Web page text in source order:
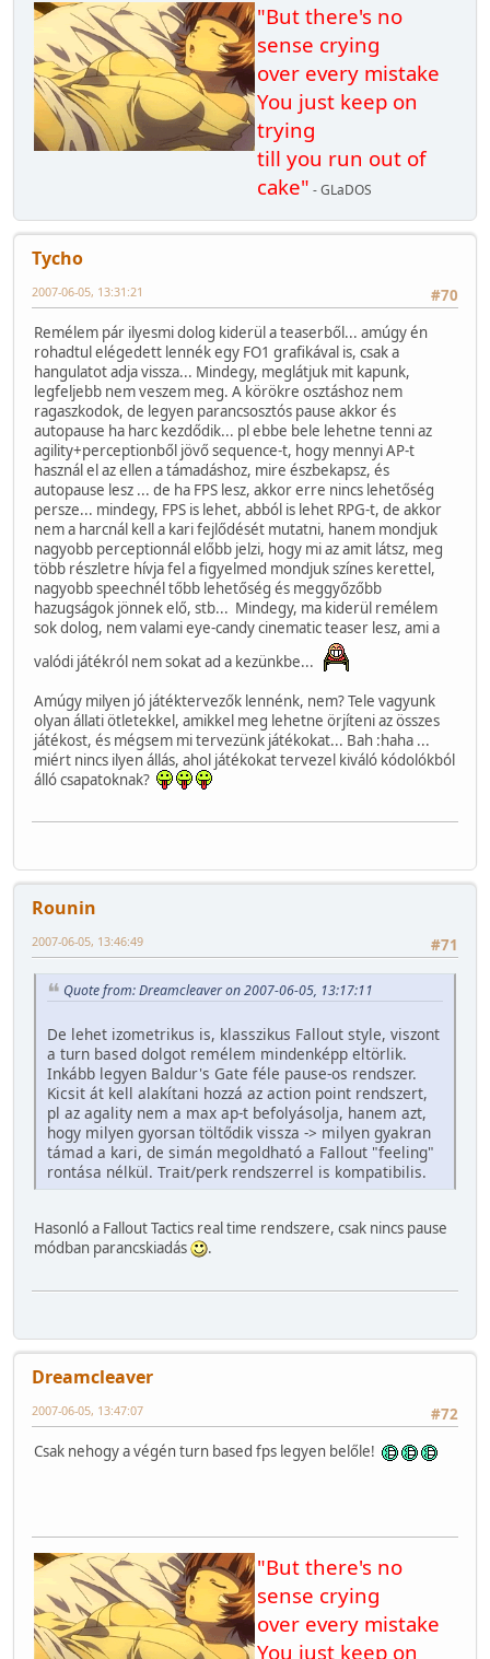
"But there's no
sense crying
over every mistake
You just keep on
trying
till you run out of
cake" - GLaDOS
Tycho
#70
2007-06-05, 13:31:21
Remélem pár ilyesmi dolog kiderül a teaserből... amúgy én
rohadtul elégedett lennék egy FO1 grafikával is, csak a
hangulatot adja vissza... Mindegy, meglátjuk mit kapunk,
legfeljebb nem veszem meg. A körökre osztáshoz nem
ragaszkodok, de legyen parancsosztós pause akkor és
autopause ha harc kezdődik... pl ebbe bele lehetne tenni az
agility+perceptionből jövő sequence-t, hogy mennyi AP-t
használ el az ellen a támadáshoz, mire észbekapsz, és
autopause lesz ... de ha FPS lesz, akkor erre nincs lehetőség
persze... mindegy, FPS is lehet, abból is lehet RPG-t, de akkor
nem a harcnál kell a kari fejlődését mutatni, hanem mondjuk
nagyobb perceptionnál előbb jelzi, hogy mi az amit látsz, meg
több részletre hívja fel a figyelmed mondjuk színes kerettel,
nagyobb speechnél tőbb lehetőség és meggyőzőbb
hazugságok jönnek elő, stb... Mindegy, ma kiderül remélem
sok dolog, nem valami eye-candy cinematic teaser lesz, ami a
valódi játékról nem sokat ad a kezünkbe...
Amúgy milyen jó játéktervezők lennénk, nem? Tele vagyunk
olyan állati ötletekkel, amikkel meg lehetne örjíteni az összes
játékost, és mégsem mi tervezünk játékokat... Bah :haha ...
miért nincs ilyen állás, ahol játékokat tervezel kiváló kódolókból
álló csapatoknak?
Rounin
#71
2007-06-05, 13:46:49
Quote from: Dreamcleaver on 2007-06-05, 13:17:11
De lehet izometrikus is, klasszikus Fallout style, viszont
a turn based dolgot remélem mindenképp eltörlik.
Inkább legyen Baldur's Gate féle pause-os rendszer.
Kicsit át kell alakítani hozzá az action point rendszert,
pl az agality nem a max ap-t befolyásolja, hanem azt,
hogy milyen gyorsan töltődik vissza -> milyen gyakran
támad a kari, de simán megoldható a Fallout "feeling"
rontása nélkül. Trait/perk rendszerrel is kompatibilis.
Hasonló a Fallout Tactics real time rendszere, csak nincs pause
módban parancskiadás
.
Dreamcleaver
#72
2007-06-05, 13:47:07
Csak nehogy a végén turn based fps legyen belőle!
"But there's no
sense crying
over every mistake
You just keep on